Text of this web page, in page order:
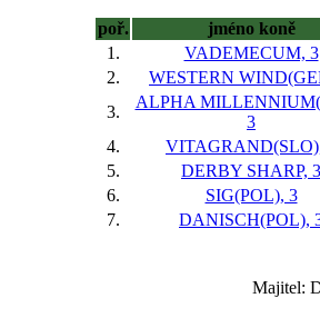
poř.
jméno koně
1.
VADEMECUM, 3
2.
WESTERN
3.
ALPHA
3
4.
5.
DERBY SHARP, 3
6.
SIG(POL), 3
7.
DANISCH(POL),
Majitel: